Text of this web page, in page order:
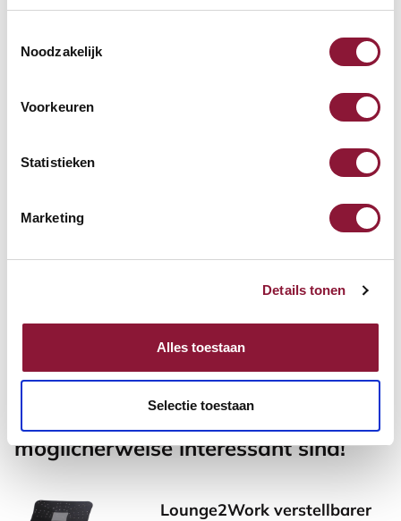
Noodzakelijk
Voorkeuren
Statistieken
Marketing
Details tonen
Alles toestaan
Selectie toestaan
SRM Evolution vertikale
Maus rechtshändig kabellos
Armstütze Pro schwarz
Inkl. MwSt.
Andere Produkte, die für Sie
möglicherweise interessant sind!
Lounge2Work verstellbarer